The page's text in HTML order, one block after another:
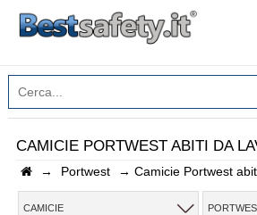
INSERISCI IL NOME DEL
CERCANDO
CAMICIE PORTWEST ABITI DA
→ Portwest → Camicie Portwest
CAMICIE